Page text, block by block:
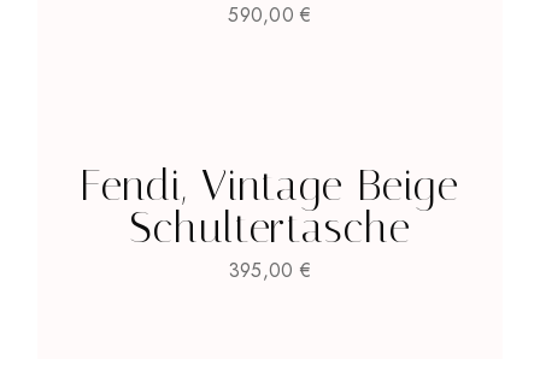
590,00€
Fendi, Vintage Beige
Schultertasche
395,00 €